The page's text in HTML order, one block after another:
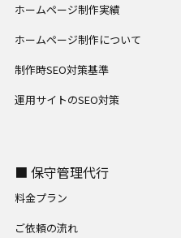
ホームページ制作実績
ホームページ制作について
制作時SEO対策基準
運用サイトのSEO対策
■ 保守管理代行
料金プラン
ご依頼の流れ